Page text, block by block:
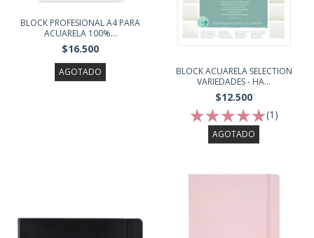
BLOCK PROFESIONAL A4 PARA
ACUARELA 100%...
$16.500
AGOTADO
BLOCK ACUARELA SELECTION
VARIEDADES - HA...
$12.500
(1)
AGOTADO